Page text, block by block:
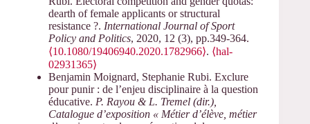
dearth of female applicants or structural
resistance ?. International Journal of Sport
Policy and Politics, 2020, 12 (3), pp.349-364.
⟨10.1080/19406940.2020.1782966⟩. ⟨hal-
02931365⟩
Benjamin Moignard, Stephanie Rubi. Exclure
pour punir : de l’enjeu disciplinaire à la question
éducative. P. Rayou & L. Tremel (dir.),
Catalogue d’exposition « Métier d’élève, métier